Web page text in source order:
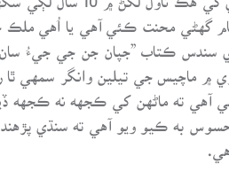
محنت ڪئي آهي يا اُهي ملڪ
سندس ڪتاب ”جپان جن جي جيءُ
۾ ماچيس جي تيلين وانگر سمهي
آهي ته ماڻهن کي ڪجهه نه ڪجهه
محسوس به ڪيو ويو آهي ته سنڌي